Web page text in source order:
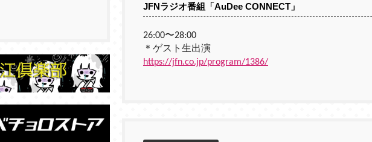
JFNラジオ番組「AuDee CONNECT」
26:00〜28:00
＊ゲスト生出演
https://jfn.co.jp/program/1386/